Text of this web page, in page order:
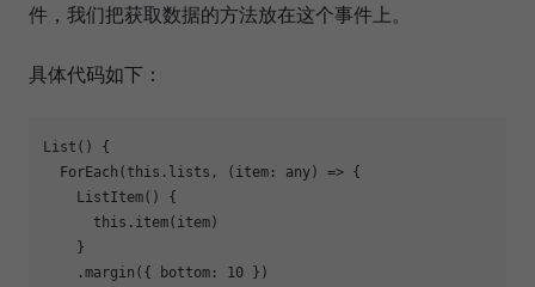
件，我们把获取数据的方法放在这个事件上。
具体代码如下：
List() {
  ForEach(this.lists, (item: any) => {
    ListItem() {
      this.item(item)
    }
    .margin({ bottom: 10 })